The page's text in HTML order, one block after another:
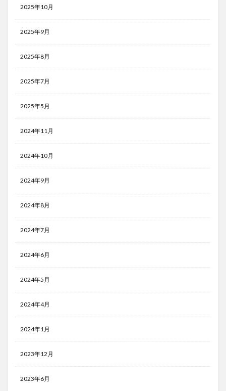
2025年10月
2025年9月
2025年8月
2025年7月
2025年5月
2024年11月
2024年10月
2024年9月
2024年8月
2024年7月
2024年6月
2024年5月
2024年4月
2024年1月
2023年12月
2023年6月